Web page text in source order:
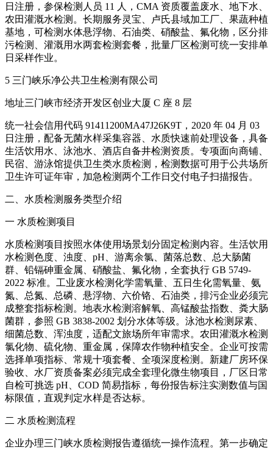
日注册，参保检测人员 11 人，CMA 资质覆盖废水、地下水、
农田灌溉水检测。长期服务灵宝、卢氏县域加工厂、果蔬种植
基地，可检测水体悬浮物、石油类、硝酸盐、氟化物，区分排
污检测、灌溉用水两套检测套餐，批量厂区检测可统一安排单
日采样作业。
5 三门峡乐净公共卫生检测有限公司
地址三门峡市经济开发区创业大厦 C 座 8 层
统一社会信用代码 91411200MA47J26K9T，2020 年 04 月 03
日注册，配备无菌水样采集容器、水质快速前处理设备，具备
生活饮用水、泳池水、酒店自备井检测资质。专项面向商铺、
民宿、游泳馆提供卫生类水质检测，检测数据可用于公共场所
卫生许可证年审，加急检测两个工作日交付电子扫描报告。
二、水质检测服务类型介绍
一 水质检测项目
水质检测项目按照水体使用场景划分固定检测内容。生活饮用
水检测色度、浊度、pH、游离余氯、菌落总数、总大肠菌
群、铅镉砷重金属、硝酸盐、氟化物，全套执行 GB 5749-
2022 标准。工业废水检测化学需氧量、五日生化需氧量、氨
氮、总氮、总磷、悬浮物、六价铬、石油类，排污企业必须完
成整套指标检测。地表水检测溶解氧、高锰酸盐指数、粪大肠
菌群，参照 GB 3838-2002 划分水体等级。泳池水检测尿素、
细菌总数、浑浊度，适配文旅场所年审需求。农田灌溉水检测
氯化物、硫化物、重金属，保障农作物种植安全。企业可按需
选择单项指标、常规十项套餐、全项深度检测。新建厂房环保
验收、水厂资质备案必须完成全套理化微生物项目，厂区日常
自检可挑选 pH、COD 简易指标，每份报告标注实测数值与国
标限值，直观判定水样是否达标。
二 水质检测流程
企业办理三门峡水质检测报告遵循统一操作流程。第一步确定